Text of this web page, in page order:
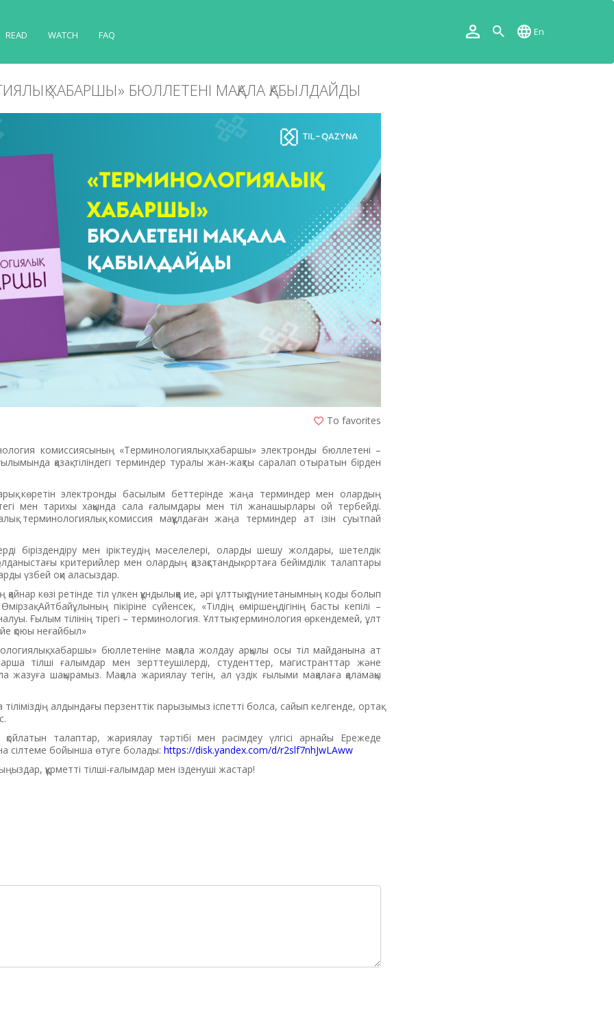
READ WATCH FAQ En
ХАБАРШЫ» БЮЛЛЕТЕНІ МАҚАЛА ҚАБЫЛДАЙДЫ
To favorites
комиссиясының «Терминологиялық хабаршы» электронды бюллетені –
қазақ тіліндегі терминдер туралы жан-жақты саралап отыратын бірден
көретін электронды басылым беттерінде жаңа терминдер мен олардың
мен тарихы хақында сала ғалымдары мен тіл жанашырлары ой тербейді.
терминологиялық комиссия мақұлдаған жаңа терминдер ат ізін суытпай
біріздендіру мен іріктеудің мәселелері, оларды шешу жолдары, шетелдік
критерийлер мен олардың қазақстандық ортаға бейімділік талаптары
үзбей оқи аласыздар.
көзі ретінде тіл үлкен құндылыққа ие, әрі ұлттық дүниетанымның коды болып
Айтбайұлының пікіріне сүйенсек, «Тілдің өмір­шең­ді­гінің басты кепілі –
Ғылым тілінің тірегі – терминология. Ұлттық терминология өркендемей, ұлт
қоюы неғайбыл»
хабаршы» бюллетеніне мақала жолдау арқылы осы тіл майданына ат
тілші ғалымдар мен зерттеушілерді, студенттер, магистранттар және
жазуға шақырамыз. Мақала жариялау тегін, ал үздік ғылыми мақалаға қаламақы
алдындағы перзенттік парызымыз іспетті болса, сайып келгенде, ортақ
қойлатын талаптар, жариялау тәртібі мен рәсімдеу үлгісі арнайы Ережеде
сілтеме бойынша өтуге болады: https://disk.yandex.com/d/r2slf7nhJwLAww
құрметті тілші-ғалымдар мен ізденуші жастар!